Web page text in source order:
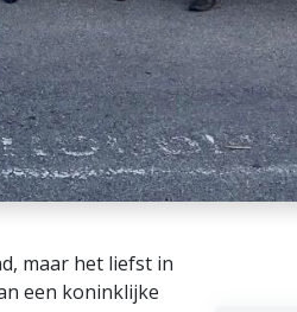
maar het liefst in
een koninklijke